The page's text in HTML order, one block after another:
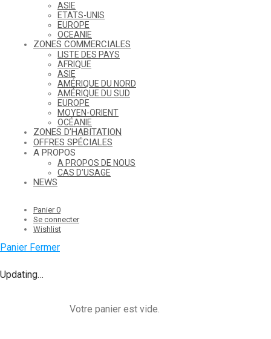
ASIE
ETATS-UNIS
EUROPE
OCEANIE
ZONES COMMERCIALES
LISTE DES PAYS
AFRIQUE
ASIE
AMÉRIQUE DU NORD
AMÉRIQUE DU SUD
EUROPE
MOYEN-ORIENT
OCÉANIE
ZONES D’HABITATION
OFFRES SPÉCIALES
A PROPOS
A PROPOS DE NOUS
CAS D’USAGE
NEWS
Panier 0
Se connecter
Wishlist
Panier Fermer
Updating…
Votre panier est vide.